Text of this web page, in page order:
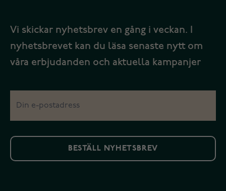
Vi skickar nyhetsbrev en gång i veckan. I
nyhetsbrevet kan du läsa senaste nytt om
våra erbjudanden och aktuella kampanjer
BESTÄLL NYHETSBREV